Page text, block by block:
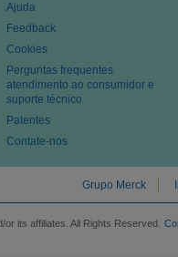
Ajuda
Feedback
Cookies
Perguntas frequentes
atendimento ao consumidor e
suporte técnico
Patentes
Contate-nos
Grupo Merck
its affiliates. All Rights Reserved.